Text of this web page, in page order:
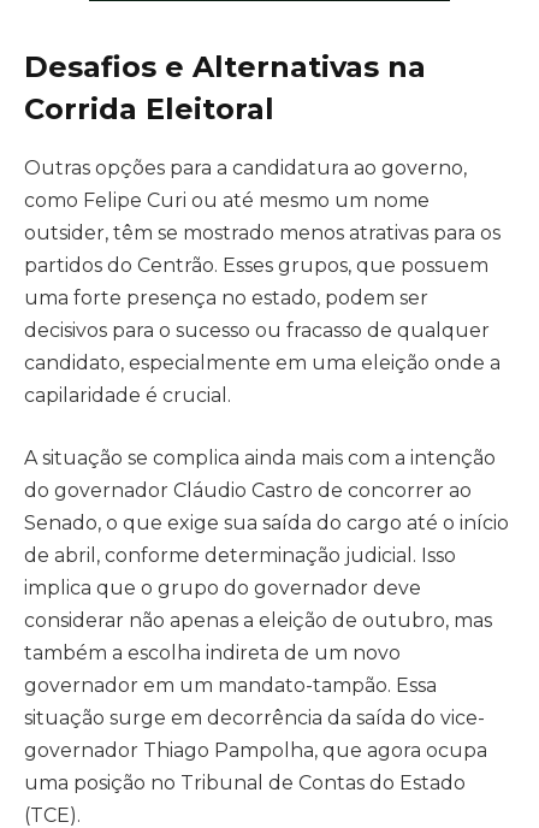
Desafios e Alternativas na
Corrida Eleitoral
Outras opções para a candidatura ao governo,
como Felipe Curi ou até mesmo um nome
outsider, têm se mostrado menos atrativas para os
partidos do Centrão. Esses grupos, que possuem
uma forte presença no estado, podem ser
decisivos para o sucesso ou fracasso de qualquer
candidato, especialmente em uma eleição onde a
capilaridade é crucial.
A situação se complica ainda mais com a intenção
do governador Cláudio Castro de concorrer ao
Senado, o que exige sua saída do cargo até o início
de abril, conforme determinação judicial. Isso
implica que o grupo do governador deve
considerar não apenas a eleição de outubro, mas
também a escolha indireta de um novo
governador em um mandato-tampão. Essa
situação surge em decorrência da saída do vice-
governador Thiago Pampolha, que agora ocupa
uma posição no Tribunal de Contas do Estado
(TCE).